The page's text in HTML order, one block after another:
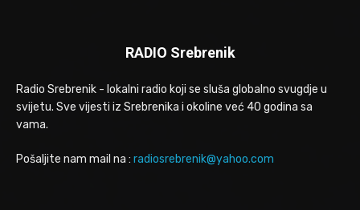
RADIO Srebrenik
Radio Srebrenik - lokalni radio koji se sluša globalno svugdje u
svijetu. Sve vijesti iz Srebrenika i okoline već 40 godina sa
vama.
Pošaljite nam mail na : radiosrebrenik@yahoo.com